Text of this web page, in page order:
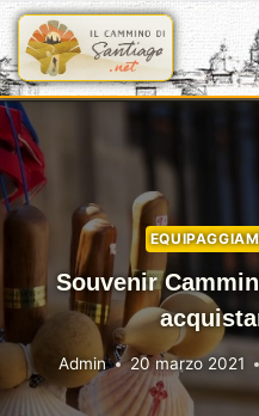
Saltar
al
contenido
Souvenir
Admin 20 marzo 2021